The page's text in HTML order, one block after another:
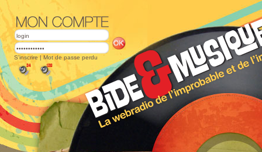
S'inscrire | Mot de passe perdu